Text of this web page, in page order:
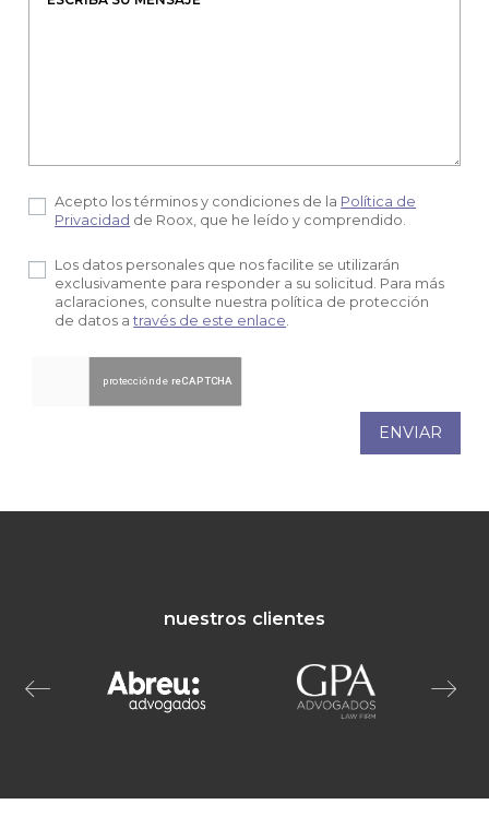
Acepto los términos y condiciones de la Política de
Privacidad de Roox, que he leído y comprendido.
Los datos personales que nos facilite se utilizarán
exclusivamente para responder a su solicitud. Para más
aclaraciones, consulte nuestra política de protección
de datos através de este enlace
ENVIAR
nuestros clientes